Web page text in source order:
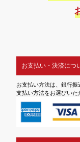
お支払い・決済につ
お支払い方法は、銀行
支払い方法をお選びいた